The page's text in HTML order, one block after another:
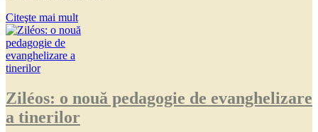
Citeşte mai mult
Ziléos: o nouă pedagogie de evanghelizare
a tinerilor